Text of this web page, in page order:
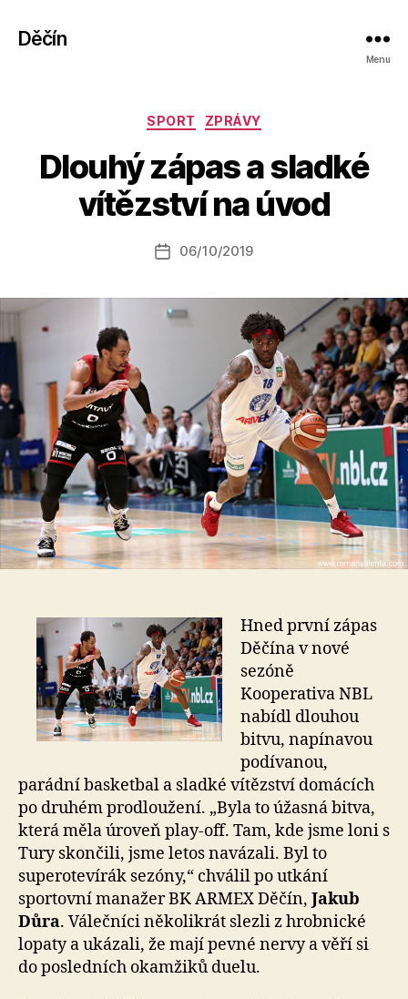
Děčín
Menu
Rubriky
SPORT ZPRÁVY
Dlouhý zápas a sladké
vítězství na úvod
Autor
příspěvku
u
o
a
o
Datum
06/10/2019
Hned první zápas
Děčína v nové
sezóně
Kooperativa NBL
nabídl dlouhou
bitvu, napínavou
podívanou,
parádní basketbal a sladké vítězství domácích
po druhém prodloužení. „Byla to úžasná bitva,
která měla úroveň play-off. Tam, kde jsme loni s
Tury skončili, jsme letos navázali. Byl to
superotevírák sezóny,“ chválil po utkání
sportovní manažer BK ARMEX Děčín, Jakub
Důra. Válečníci několikrát slezli z hrobnické
lopaty a ukázali, že mají pevné nervy a věří si
do posledních okamžiků duelu.